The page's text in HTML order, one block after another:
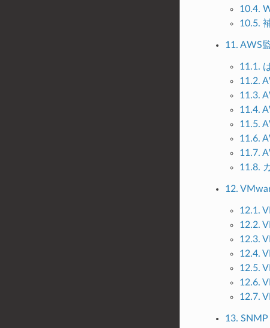
10.4.
10.5.
11. AWS
11.1.
11.2.
11.3.
11.4.
11.5.
11.6.
11.7.
11.8.
12.
12.1.
12.2.
12.3.
12.4.
12.5.
12.6.
12.7.
13.